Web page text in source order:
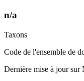
n/a
Taxons
Code de l'ensemble de
Dernière mise à jour sur